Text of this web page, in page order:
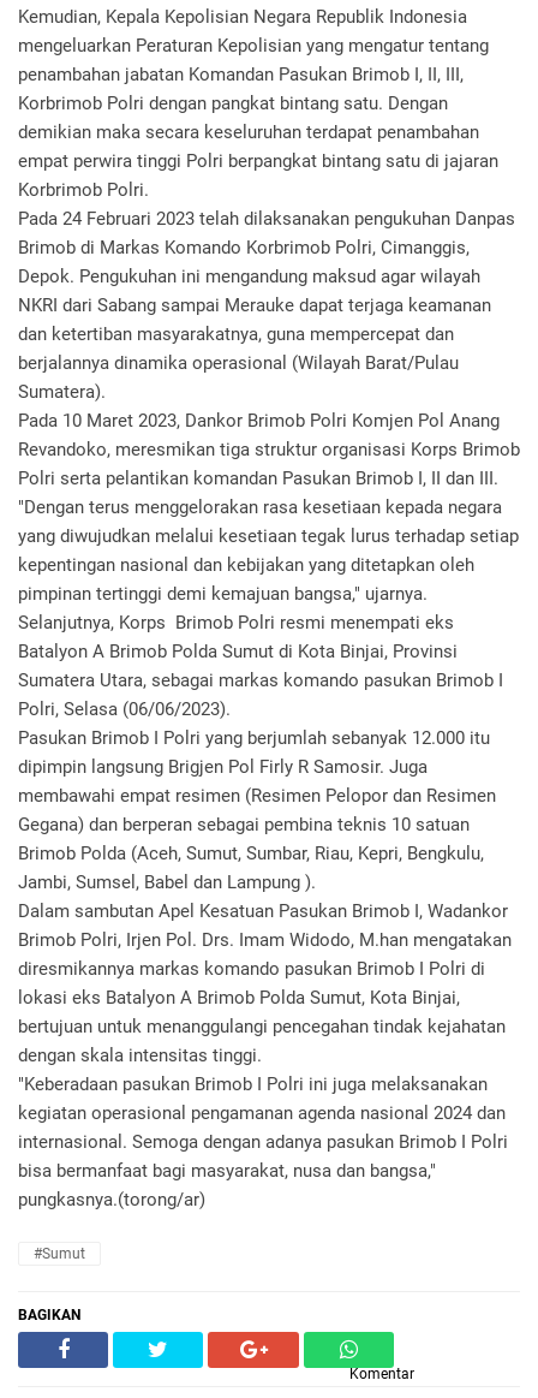
Kemudian, Kepala Kepolisian Negara Republik Indonesia
mengeluarkan Peraturan Kepolisian yang mengatur tentang
penambahan jabatan Komandan Pasukan Brimob I, II, III,
Korbrimob Polri dengan pangkat bintang satu. Dengan
demikian maka secara keseluruhan terdapat penambahan
empat perwira tinggi Polri berpangkat bintang satu di jajaran
Korbrimob Polri.
Pada 24 Februari 2023 telah dilaksanakan pengukuhan Danpas
Brimob di Markas Komando Korbrimob Polri, Cimanggis,
Depok. Pengukuhan ini mengandung maksud agar wilayah
NKRI dari Sabang sampai Merauke dapat terjaga keamanan
dan ketertiban masyarakatnya, guna mempercepat dan
berjalannya dinamika operasional (Wilayah Barat/Pulau
Sumatera).
Pada 10 Maret 2023, Dankor Brimob Polri Komjen Pol Anang
Revandoko, meresmikan tiga struktur organisasi Korps Brimob
Polri serta pelantikan komandan Pasukan Brimob I, II dan III.
"Dengan terus menggelorakan rasa kesetiaan kepada negara
yang diwujudkan melalui kesetiaan tegak lurus terhadap setiap
kepentingan nasional dan kebijakan yang ditetapkan oleh
pimpinan tertinggi demi kemajuan bangsa," ujarnya.
Selanjutnya, Korps Brimob Polri resmi menempati eks
Batalyon A Brimob Polda Sumut di Kota Binjai, Provinsi
Sumatera Utara, sebagai markas komando pasukan Brimob I
Polri, Selasa (06/06/2023).
Pasukan Brimob I Polri yang berjumlah sebanyak 12.000 itu
dipimpin langsung Brigjen Pol Firly R Samosir. Juga
membawahi empat resimen (Resimen Pelopor dan Resimen
Gegana) dan berperan sebagai pembina teknis 10 satuan
Brimob Polda (Aceh, Sumut, Sumbar, Riau, Kepri, Bengkulu,
Jambi, Sumsel, Babel dan Lampung ).
Dalam sambutan Apel Kesatuan Pasukan Brimob I, Wadankor
Brimob Polri, Irjen Pol. Drs. Imam Widodo, M.han mengatakan
diresmikannya markas komando pasukan Brimob I Polri di
lokasi eks Batalyon A Brimob Polda Sumut, Kota Binjai,
bertujuan untuk menanggulangi pencegahan tindak kejahatan
dengan skala intensitas tinggi.
"Keberadaan pasukan Brimob I Polri ini juga melaksanakan
kegiatan operasional pengamanan agenda nasional 2024 dan
internasional. Semoga dengan adanya pasukan Brimob I Polri
bisa bermanfaat bagi masyarakat, nusa dan bangsa,"
pungkasnya.(torong/ar)
#Sumut
BAGIKAN
Komentar